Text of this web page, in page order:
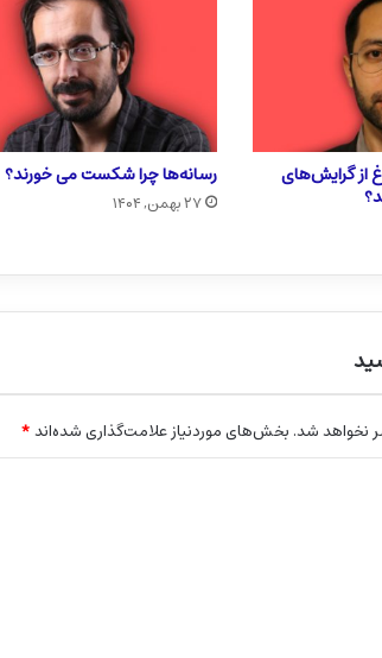
از گرایش‌های رسانه‌ها چرا شکست می خورند؟
۲۷ بهمن, ۱۴۰۴
نخواهد شد. بخش‌های موردنیاز علامت‌گذاری شده‌اند*